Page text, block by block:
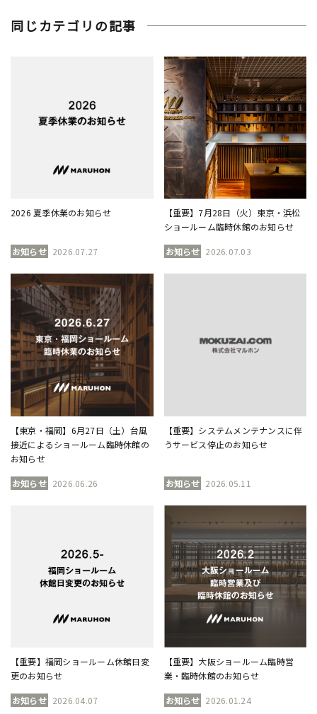
同じカテゴリの記事
2026 夏季休業のお知らせ
お知らせ 2026.07.27
【重要】7月28日（火）東京・浜松
ショールーム臨時休館のお知らせ
お知らせ 2026.07.03
【東京・福岡】6月27日（土）台風
接近によるショールーム臨時休館の
お知らせ
お知らせ 2026.06.26
【重要】システムメンテナンスに伴
うサービス停止のお知らせ
お知らせ 2026.05.11
【重要】福岡ショールーム休館日変
更のお知らせ
お知らせ 2026.04.07
【重要】大阪ショールーム臨時営
業・臨時休館のお知らせ
お知らせ 2026.01.24